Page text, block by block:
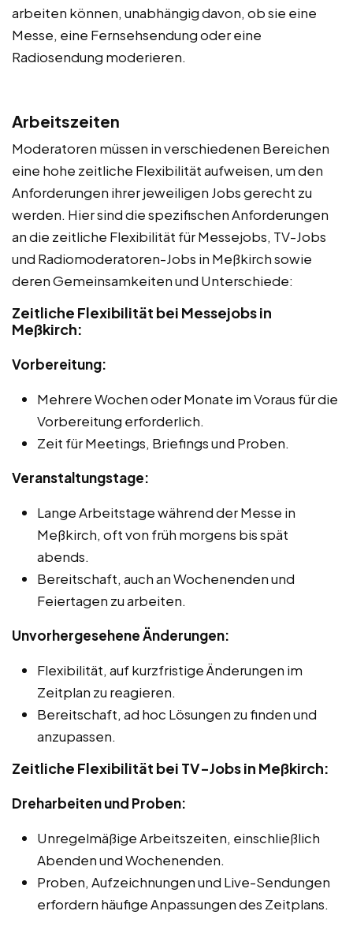
arbeiten können, unabhängig davon, ob sie eine
Messe, eine Fernsehsendung oder eine
Radiosendung moderieren.
Arbeitszeiten
Moderatoren müssen in verschiedenen Bereichen
eine hohe zeitliche Flexibilität aufweisen, um den
Anforderungen ihrer jeweiligen Jobs gerecht zu
werden. Hier sind die spezifischen Anforderungen
an die zeitliche Flexibilität für Messejobs, TV-Jobs
und Radiomoderatoren-Jobs in Meßkirch sowie
deren Gemeinsamkeiten und Unterschiede:
Zeitliche Flexibilität bei Messejobs in
Meßkirch:
Vorbereitung:
Mehrere Wochen oder Monate im Voraus für die
Vorbereitung erforderlich.
Zeit für Meetings, Briefings und Proben.
Veranstaltungstage:
Lange Arbeitstage während der Messe in
Meßkirch, oft von früh morgens bis spät
abends.
Bereitschaft, auch an Wochenenden und
Feiertagen zu arbeiten.
Unvorhergesehene Änderungen:
Flexibilität, auf kurzfristige Änderungen im
Zeitplan zu reagieren.
Bereitschaft, ad hoc Lösungen zu finden und
anzupassen.
Zeitliche Flexibilität bei TV-Jobs in Meßkirch:
Dreharbeiten und Proben:
Unregelmäßige Arbeitszeiten, einschließlich
Abenden und Wochenenden.
Proben, Aufzeichnungen und Live-Sendungen
erfordern häufige Anpassungen des Zeitplans.